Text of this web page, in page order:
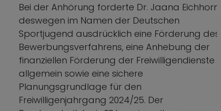
Bei der Anhörung forderte Dr. Jaana Eichhorn
deswegen im Namen der Deutschen
Sportjugend ausdrücklich eine Förderung des
Bewerbungsverfahrens, eine Anhebung der
finanziellen Förderung der Freiwilligendienste
allgemein sowie eine sichere
Planungsgrundlage für den
Freiwilligenjahrgang 2024/25. Der